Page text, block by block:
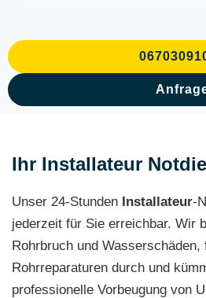
Ihr Installateur
Unser 24-Stunden Installateur-
jederzeit für Sie erreichbar. Wir
Rohrbruch und Wasserschäden,
Rohrreparaturen durch und
professionelle Vorbeugung von